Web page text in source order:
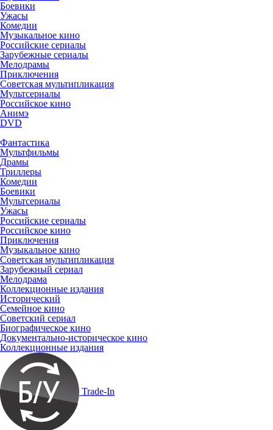
Боевики
Ужасы
Комедии
Музыкальное кино
Российские сериалы
Зарубежные сериалы
Мелодрамы
Приключения
Советская мультипликация
Мультсериалы
Российское кино
Анимэ
DVD
Фантастика
Мультфильмы
Драмы
Триллеры
Комедии
Боевики
Мультсериалы
Ужасы
Российские сериалы
Российское кино
Приключения
Музыкальное кино
Советская мультипликация
Зарубежный сериал
Мелодрама
Коллекционные издания
Исторический
Семейное кино
Советский сериал
Биографическое кино
Документально-историческое кино
Коллекционные издания
Trade-In